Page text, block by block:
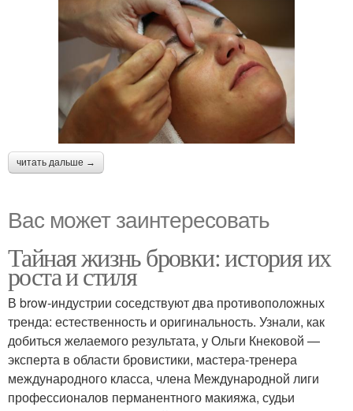
читать дальше →
Вас может заинтересовать
Тайная жизнь бровки: история их
роста и стиля
В brow-индустрии соседствуют два противоположных
тренда: естественность и оригинальность. Узнали, как
добиться желаемого результата, у Ольги Кнековой —
эксперта в области бровистики, мастера-тренера
международного класса, члена Международной лиги
профессионалов перманентного макияжа, судьи